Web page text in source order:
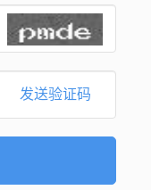
发送验证码